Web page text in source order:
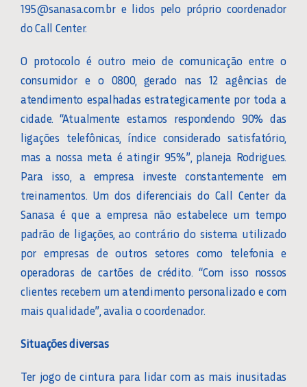
195@sanasa.com.br e lidos pelo próprio coordenador
do Call Center.
O protocolo é outro meio de comunicação entre o
consumidor e o 0800, gerado nas 12 agências de
atendimento espalhadas estrategicamente por toda a
cidade. “Atualmente estamos respondendo 90% das
ligações telefônicas, índice considerado satisfatório,
mas a nossa meta é atingir 95%”, planeja Rodrigues.
Para isso, a empresa investe constantemente em
treinamentos. Um dos diferenciais do Call Center da
Sanasa é que a empresa não estabelece um tempo
padrão de ligações, ao contrário do sistema utilizado
por empresas de outros setores como telefonia e
operadoras de cartões de crédito. “Com isso nossos
clientes recebem um atendimento personalizado e com
mais qualidade”, avalia o coordenador.
Situações diversas
Ter jogo de cintura para lidar com as mais inusitadas